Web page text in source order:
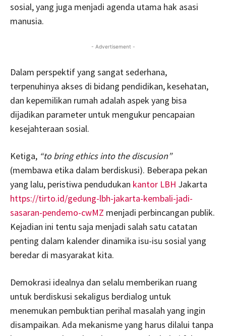
sosial, yang juga menjadi agenda utama hak asasi
manusia.
- Advertisement -
Dalam perspektif yang sangat sederhana,
terpenuhinya akses di bidang pendidikan, kesehatan,
dan kepemilikan rumah adalah aspek yang bisa
dijadikan parameter untuk mengukur pencapaian
kesejahteraan sosial.
Ketiga, “to bring ethics into the discusion”
(membawa etika dalam berdiskusi). Beberapa pekan
yang lalu, peristiwa pendudukan kantor LBH Jakarta
https://tirto.id/gedung-lbh-jakarta-kembali-jadi-
sasaran-pendemo-cwMZ menjadi perbincangan publik.
Kejadian ini tentu saja menjadi salah satu catatan
penting dalam kalender dinamika isu-isu sosial yang
beredar di masyarakat kita.
Demokrasi idealnya dan selalu memberikan ruang
untuk berdiskusi sekaligus berdialog untuk
menemukan pembuktian perihal masalah yang ingin
disampaikan. Ada mekanisme yang harus dilalui tanpa